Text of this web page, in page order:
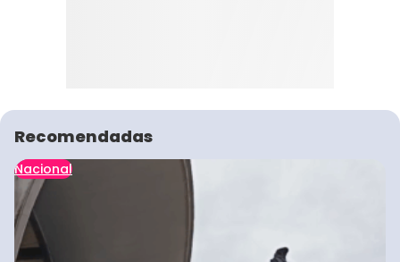
Recomendadas
Nacional